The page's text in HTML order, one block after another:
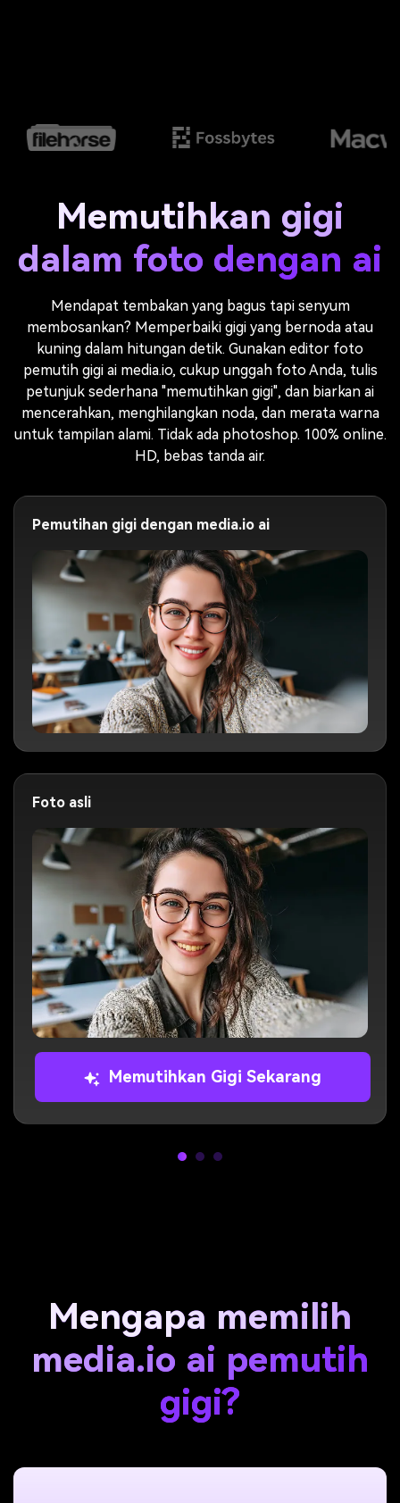
Memutihkan gigi
dalam foto dengan ai
Mendapat tembakan yang bagus tapi senyum
membosankan? Memperbaiki gigi yang bernoda atau
kuning dalam hitungan detik. Gunakan editor foto
pemutih gigi ai media.io, cukup unggah foto Anda, tulis
petunjuk sederhana "memutihkan gigi", dan biarkan ai
mencerahkan, menghilangkan noda, dan merata warna
untuk tampilan alami. Tidak ada photoshop. 100% online.
HD, bebas tanda air.
Foto asli
Memutihkan Gigi Sekarang
Pemutihan gigi dengan media.io ai
Mengapa memilih
media.io ai pemutih
gigi?